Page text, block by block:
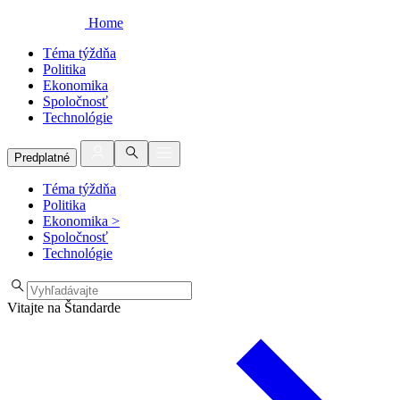
Home
Téma týždňa
Politika
Ekonomika
Spoločnosť
Technológie
Predplatné
Téma týždňa
Politika
Ekonomika >
Spoločnosť
Technológie
Vitajte na Štandarde